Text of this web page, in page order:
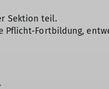
Sektion teil.
Fortbildung,